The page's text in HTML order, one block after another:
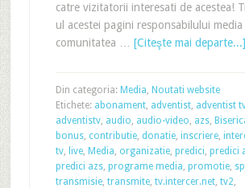
catre vizitatorii interesati de acestea!
ul acestei pagini responsabilului media
comunitatea … [Citeşte mai departe...]
Din categoria: Media, Noutati website
Etichete: abonament, adventist, adventist
adventistv, audio, audio-video, azs,
bonus, contributie, donatie, inscriere,
tv, live, Media, organizatie, predici, predici
predici azs, programe media, promotie,
transmisie, transmite, tv.intercer.net, tv2,